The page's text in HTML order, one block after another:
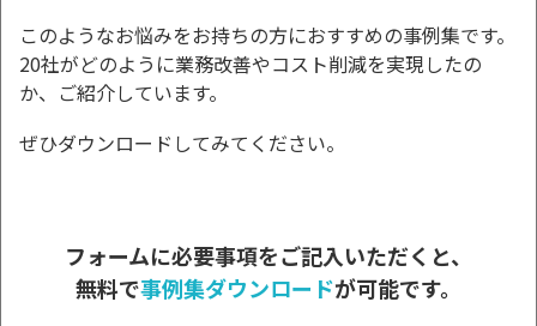
このようなお悩みをお持ちの方におすすめの事例集です。
20社がどのように業務改善やコスト削減を実現したの
か、ご紹介しています。
ぜひダウンロードしてみてください。
フォームに必要事項をご記入いただくと、
無料で事例集ダウンロードが可能です。